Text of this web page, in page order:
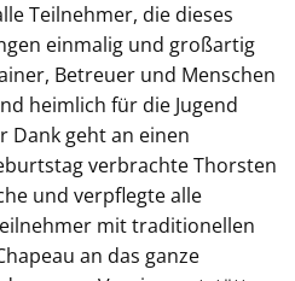
Teilnehmer, die dieses
einmalig und großartig
Betreuer und Menschen
heimlich für die Jugend
Dank geht an einen
verbrachte Thorsten
und verpflegte alle
mit traditionellen
an das ganze